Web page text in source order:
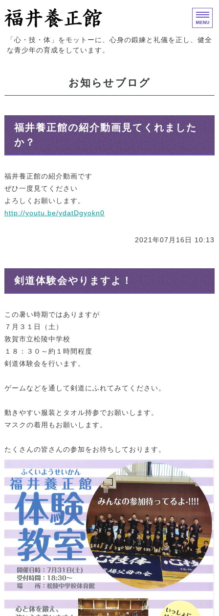
福井養正館｜心身の鍛練と礼
「心・技・体」をモットーに、心身の鍛練と礼儀を正し、健全
な青少年の育成をしています。
入門案内
試合結果
道場概要
お知らせブログ
福井養正館の紹介動画見てくれました
か？
福井養正館の紹介動画です
ぜひ一度見てください
よろしくお願いします。
http://youtu.be/ydatDgyokn0
2021年07月16日 10:13
剣道体験会やりますよ！
この暑い時期ではありますが
７月３１日（土）
敦賀市立松陵中学校
１８：３０～約１時間程度
剣道体験会を行います。
ゲームなどを通して剣道にふれてみてください。
動きやすい服装とタオル持参でお願いします。
マスクの着用もお願いします。
たくさんの皆さんの参加をお待ちしております。